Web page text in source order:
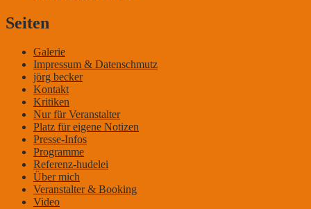
Seiten
Galerie
Impressum & Datenschmutz
jörg becker
Kontakt
Kritiken
Nur für Veranstalter
Platz für eigene Notizen
Presse-Infos
Programme
Referenz-hudelei
Über mich
Veranstalter & Booking
Video